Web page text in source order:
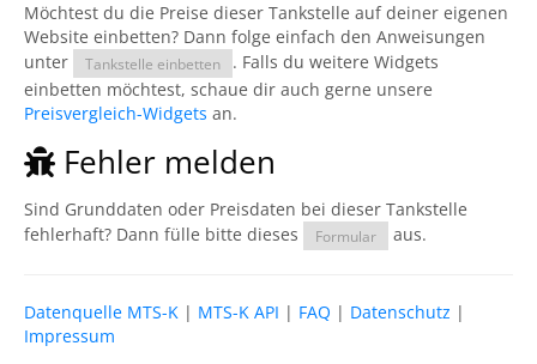
Möchtest du die Preise dieser Tankstelle auf deiner eigenen
Website einbetten? Dann folge einfach den Anweisungen
unter
Tankstelle einbetten
. Falls du weitere Widgets
einbetten möchtest, schaue dir auch gerne unsere
Preisvergleich-Widgets an.
Fehler melden
Sind Grunddaten oder Preisdaten bei dieser Tankstelle
fehlerhaft? Dann fülle bitte dieses
Formular aus.
Datenquelle MTS-K | MTS-K API | FAQ | Datenschutz |
Impressum